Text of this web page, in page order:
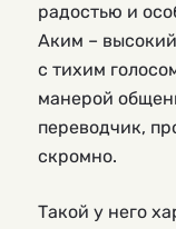
радостью и
Аким –
с тихим
манерой
переводчик,
скромно.
Такой у него